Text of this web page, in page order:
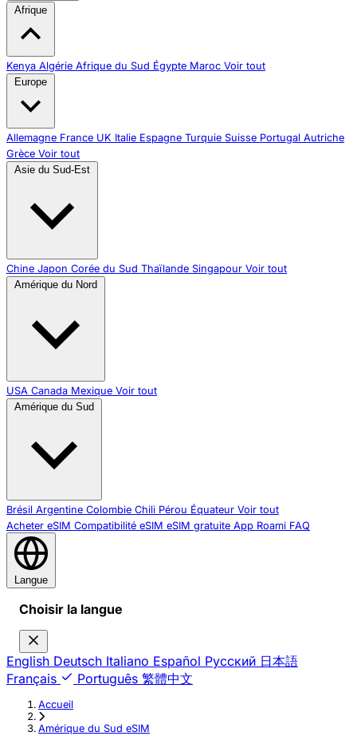
Afrique
Kenya Algérie Afrique du Sud Égypte Maroc Voir tout
Europe
Allemagne France UK Italie Espagne Turquie Suisse Portugal Autriche
Grèce Voir tout
Asie du Sud-Est
Chine Japon Corée du Sud Thaïlande Singapour Voir tout
Amérique du Nord
USA Canada Mexique Voir tout
Amérique du Sud
Brésil Argentine Colombie Chili Pérou Équateur Voir tout
Acheter eSIM Compatibilité eSIM eSIM gratuite App Roami FAQ
Langue
Choisir la langue
English Deutsch Italiano Español Русский 日本語
Français
Português 繁體中文
Accueil
›
Amérique du Sud eSIM